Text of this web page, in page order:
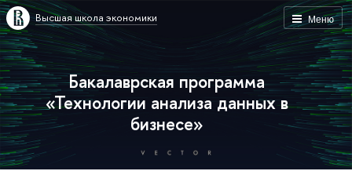
Меню
Высшая школа экономики
Бакалаврская программа
«Технологии анализа данных в
бизнесе»